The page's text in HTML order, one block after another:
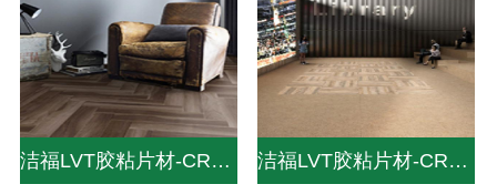
洁福LVT胶粘片材-CREATION 30-DRY BACK 洁福LVT胶粘片材-CREATION 70-DRY BACK